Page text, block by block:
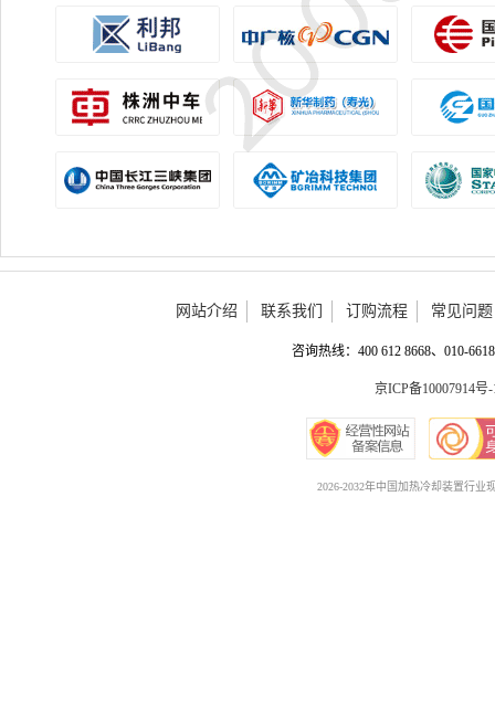
网站介绍 联系我们 订购流程 常见问题
咨询热线：400 612 8668、010-
京ICP备10007914号-
2026-2032年中国加热冷却装置行业